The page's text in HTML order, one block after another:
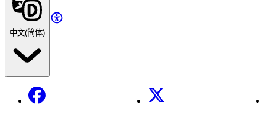
中文(简体)
Facebook X